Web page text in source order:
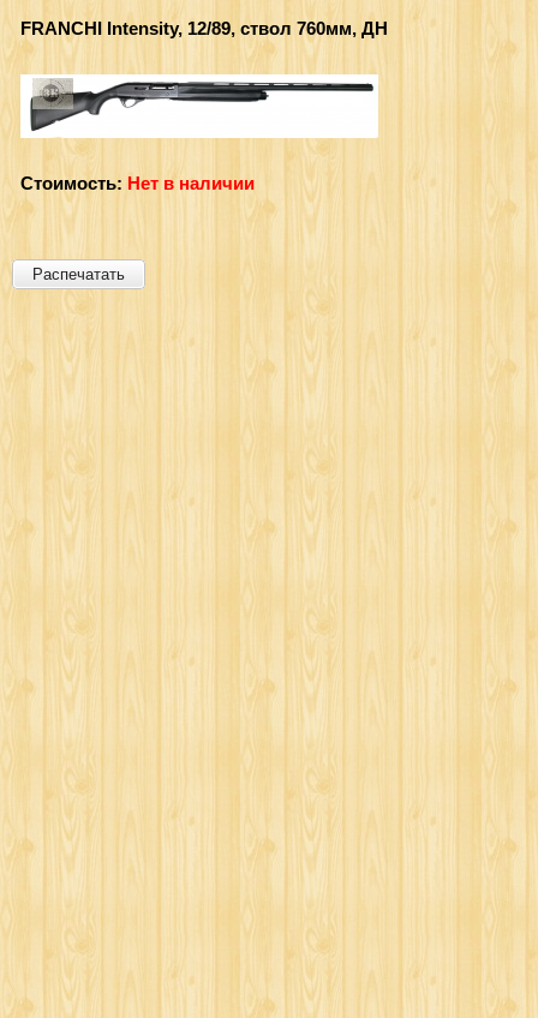
FRANCHI Intensity, 12/89, ствол 760мм, ДН
Стоимость: Нет в наличии
Распечатать